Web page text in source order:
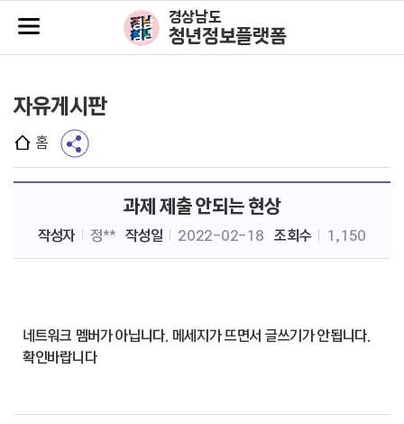
주메뉴바로가기
본문바로가기
경상남도
청년정보플랫폼
자유게시판
홈
과제 제출 안되는 현상
작성자 정** 작성일 2022-02-18 조회수 1,150
네트워크 멤버가 아닙니다. 메세지가 뜨면서 글쓰기가 안됩니다.
확인바랍니다